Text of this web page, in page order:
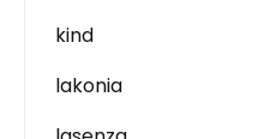
kind
lakonia